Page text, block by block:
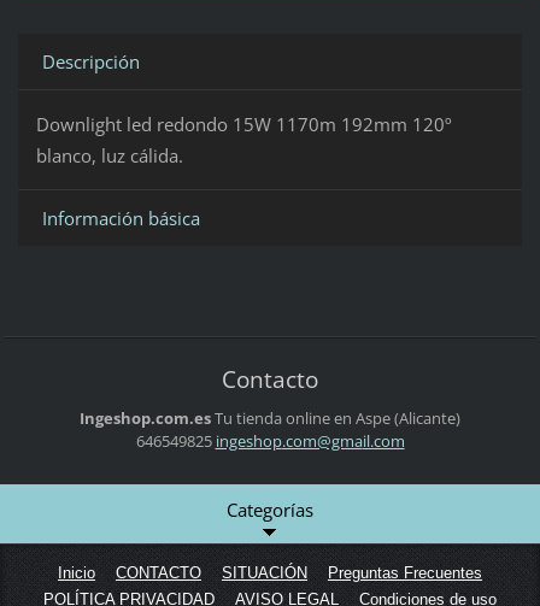
Descripción
Downlight led redondo 15W 1170m 192mm 120º
blanco, luz cálida.
Información básica
Contacto
Ingeshop.com.esTu tienda online en Aspe (Alicante)
646549825 ingeshop.com@gmail.com
Categorías
Inicio CONTACTO SITUACIÓN
Preguntas Frecuentes
POLÍTICA PRIVACIDAD
AVISO LEGAL Condiciones de uso